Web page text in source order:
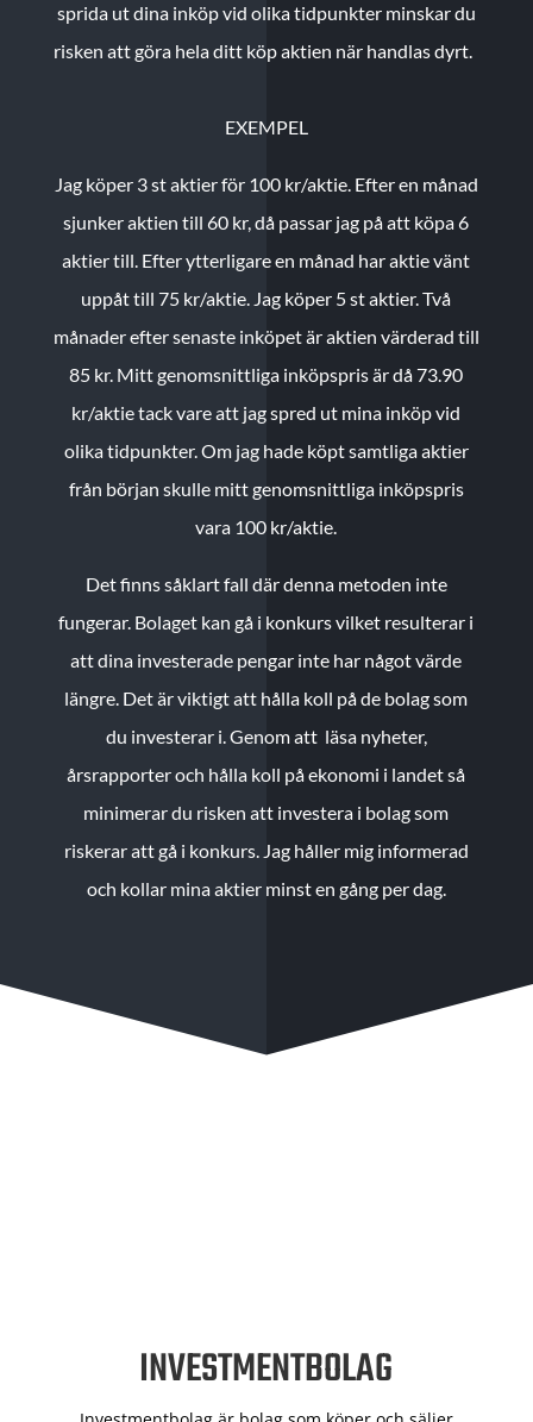
sprida ut dina inköp vid olika tidpunkter minskar du
risken att göra hela ditt köp aktien när handlas dyrt.
EXEMPEL
Jag köper 3 st aktier för 100 kr/aktie. Efter en månad
sjunker aktien till 60 kr, då passar jag på att köpa 6
aktier till. Efter ytterligare en månad har aktie vänt
uppåt till 75 kr/aktie. Jag köper 5 st aktier.Två
månader efter senaste inköpet är aktien värderad till
85 kr. Mitt genomsnittliga inköpspris är då 73.90
kr/aktie tack vare att jag spred ut mina inköp vid
olika tidpunkter. Om jag hade köpt samtliga aktier
från början skulle mitt genomsnittliga inköpspris
vara 100 kr/aktie.
Det finns såklart fall där denna metoden inte
fungerar. Bolaget kan gå i konkurs vilket resulterar i
att dina investerade pengar inte har något värde
längre. Det är viktigt att hålla koll på de bolag som
du investerar i. Genom att läsa nyheter,
årsrapporter och hålla koll på ekonomi i landet så
minimerar du risken att investera i bolag som
riskerar att gå i konkurs. Jag håller mig informerad
och kollar mina aktier minst en gång per dag.
INVESTMENTBOLAG